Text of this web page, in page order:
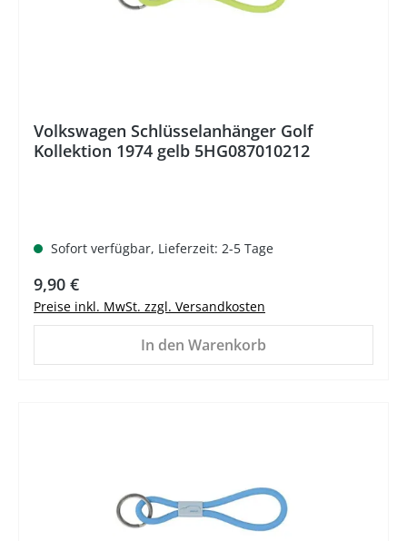
Volkswagen Schlüsselanhänger Golf
Kollektion 1974 gelb 5HG087010212
Sofort verfügbar, Lieferzeit: 2-5 Tage
Regulärer Preis:
9,90 €
Preise inkl. MwSt. zzgl. Versandkosten
In den Warenkorb